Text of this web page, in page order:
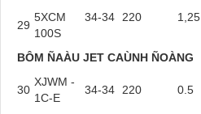
29
5XCM
100S
34-34 220 1,25
BÔM ÑAÀU JET CAÙNH ÑOÀNG
30
XJWM -
1C-E
34-34 220 0.5